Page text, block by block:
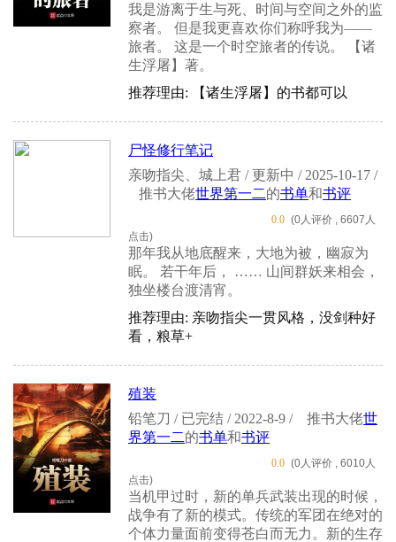
我是游离于生与死、时间与空间之外的监
察者。 但是我更喜欢你们称呼我为——
旅者。 这是一个时空旅者的传说。 【诸
生浮屠】著。
推荐理由: 【诸生浮屠】的书都可以
尸怪修行笔记
亲吻指尖、城上君 / 更新中 / 2025-10-17 /
推书大佬世界第一二的书单和书评
0.0 (0人评价 , 6607人
点击)
那年我从地底醒来，大地为被，幽寂为
眠。 若干年后， …… 山间群妖来相会，
独坐楼台渡清宵。
推荐理由: 亲吻指尖一贯风格，没剑种好
看，粮草+
殖装
铅笔刀 / 已完结 / 2022-8-9 /
推书大佬世
界第一二的书单和书评
0.0 (0人评价 , 6010人
点击)
当机甲过时，新的单兵武装出现的时候，
战争有了新的模式。传统的军团在绝对的
个体力量面前变得苍白而无力。新的生存